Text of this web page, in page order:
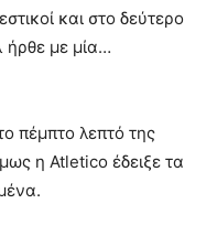
και στο δεύτερο
ήρθε με μία…
πέμπτο λεπτό της
η Atletico έδειξε τα